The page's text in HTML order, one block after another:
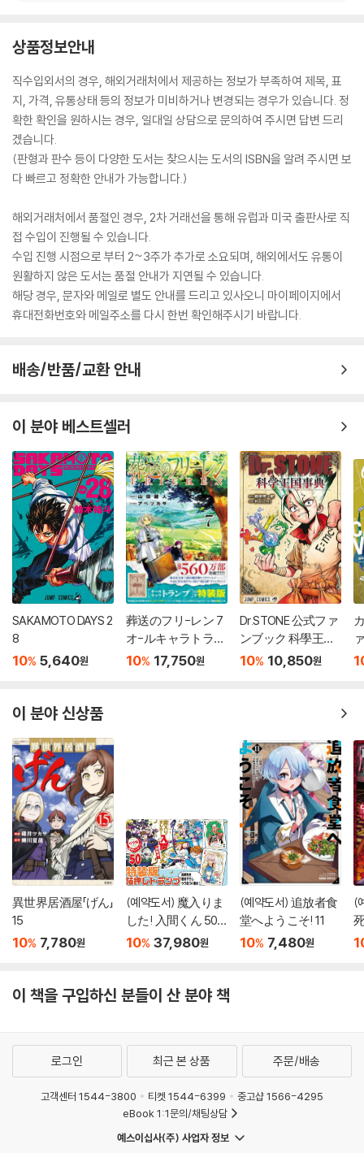
상품정보안내
직수입외서의 경우, 해외거래처에서 제공하는 정보가 부족하여 제목, 표
지, 가격, 유통상태 등의 정보가 미비하거나 변경되는 경우가 있습니다. 정
확한 확인을 원하시는 경우, 일대일 상담으로 문의하여 주시면 답변 드리
겠습니다.
(판형과 판수 등이 다양한 도서는 찾으시는 도서의 ISBN을 알려 주시면 보
다 빠르고 정확한 안내가 가능합니다.)
해외거래처에서 품절인 경우, 2차 거래선을 통해 유럽과 미국 출판사로 직
접 수입이 진행될 수 있습니다.
수입 진행 시점으로 부터 2~3주가 추가로 소요되며, 해외에서도 유통이
원활하지 않은 도서는 품절 안내가 지연될 수 있습니다.
해당 경우, 문자와 메일로 별도 안내를 드리고 있사오니 마이페이지에서
휴대전화번호와 메일주소를 다시 한번 확인해주시기 바랍니다.
배송/반품/교환 안내
이 분야 베스트셀러
SAKAMOTO DAYS 2
8
10% 5,640원
葬送のフリ-レン 7
オ-ルキャラトラン
プ付き特裝版
10% 17,750원
Dr.STONE 公式ファ
ンブック 科學王國
事典
10% 10,850원
이 분야 신상품
異世界居酒屋「げん」
15
10% 7,780원
(예약도서) 魔入りま
した! 入間くん 50
特裝版
10% 37,980원
(예약도서) 追放者食
堂へようこそ! 11
10% 7,480원
(
이 책을 구입하신 분들이 산 분야 책
로그인 최근 본 상품 주문/배송
고객센터 1544-3800 티켓 1544-6399
중고샵 1566-4295
eBook 1:1문의/채팅상담
예스이십사(주) 사업자 정보